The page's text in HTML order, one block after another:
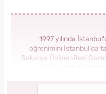
1997 yılında
öğrenimini İstanbul'da
Sakarya Üniversitesi
2018 yılında
Grubu bünyesinde yer